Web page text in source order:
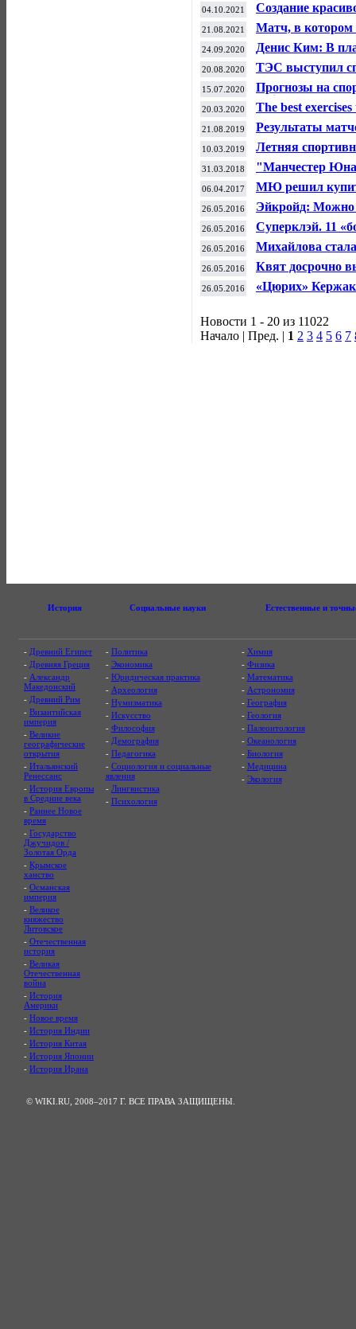
04.10.2021
Создание
фармакологии —
стероидов
21.08.2021
Матч, в котором
вернуться в
Старого Света
24.09.2020
Денис Ким: В
России в ноябре
20.08.2020
ТЭС выступил
велоспорту
15.07.2020
Прогнозы на
Insider
20.03.2020 The best
21.08.2019
Результаты
футболу (16-17
10.03.2019 Летняя
31.03.2018
"Манчестер
вышли в плей-
06.04.2017
МЮ решил
миллионов евро
26.05.2016
Эйкройд: Можно
Билялетдинове?
26.05.2016
Суперклэй. 11
вылета
26.05.2016
Михайлова
настольному
26.05.2016 Квят досрочно
26.05.2016 «Цюрих»
Новости 1 - 20 из 11022
Начало | Пред. | 1 2 3 4 5 6 7
История Социальные науки Естественные и
- Древний Египет
- Древняя Греция
- Александр
Македонский
- Древний Рим
- Византийская
империя
- Великие
географические
открытия
- Итальянский
Ренессанс
- История Европы
в Средние века
- Раннее Новое
время
- Государство
Джучидов /
Золотая Орда
- Крымское
ханство
- Османская
империя
- Великое
княжество
Литовское
- Отечественная
история
- Великая
Отечественная
война
- История
Америки
- Новое время
- История Индии
- История Китая
- История Японии
- История Ирана
- Политика
- Экономика
- Юридическая практика
- Археология
- Нумизматика
- Искусство
- Философия
- Демография
- Педагогика
- Социология и социальные
явления
- Лингвистика
- Психология
- Химия
- Физика
- Математика
- Астрономия
- География
- Геология
- Палеонтология
- Океанология
- Биология
- Медицина
- Экология
© WIKI.RU, 2008–2017 Г. ВСЕ ПРАВА ЗАЩИЩЕНЫ.